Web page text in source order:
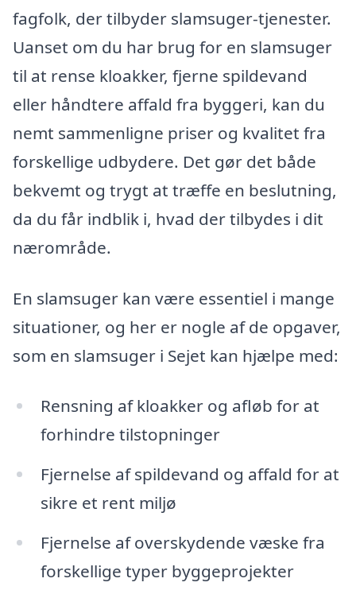
fagfolk, der tilbyder slamsuger-tjenester.
Uanset om du har brug for en slamsuger
til at rense kloakker, fjerne spildevand
eller håndtere affald fra byggeri, kan du
nemt sammenligne priser og kvalitet fra
forskellige udbydere. Det gør det både
bekvemt og trygt at træffe en beslutning,
da du får indblik i, hvad der tilbydes i dit
nærområde.
En slamsuger kan være essentiel i mange
situationer, og her er nogle af de opgaver,
som en slamsuger i Sejet kan hjælpe med:
Rensning af kloakker og afløb for at
forhindre tilstopninger
Fjernelse af spildevand og affald for at
sikre et rent miljø
Fjernelse af overskydende væske fra
forskellige typer byggeprojekter